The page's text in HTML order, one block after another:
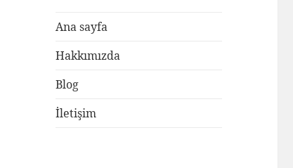
Ana sayfa
Hakkımızda
Blog
İletişim